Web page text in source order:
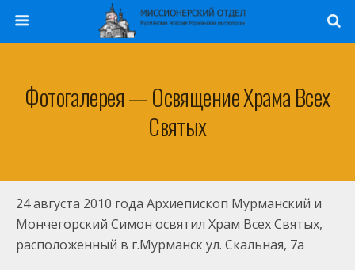
Фотогалерея — Освящение Храма Всех
Святых
24 августа 2010 года Архиепископ Мурманский и
Мончегорский Симон освятил Храм Всех Святых,
расположенный в г.Мурманск ул. Скальная, 7а